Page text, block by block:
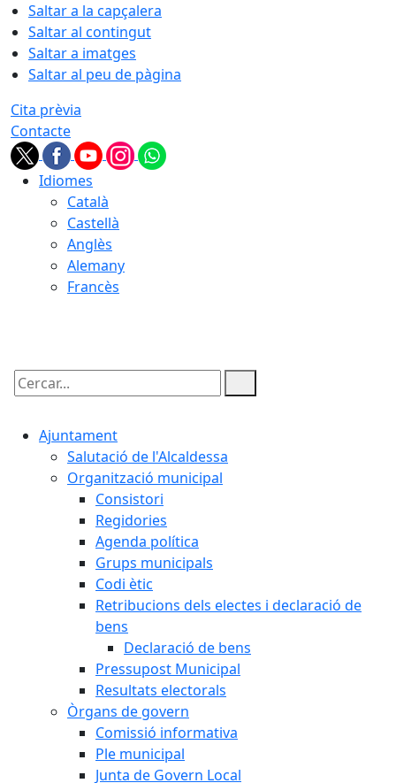
Saltar a la capçalera
Saltar al contingut
Saltar a imatges
Saltar al peu de pàgina
Cita prèvia
Contacte
Idiomes
Català
Castellà
Anglès
Alemany
Francès
Cercar:
Ajuntament
Salutació de l'Alcaldessa
Organització municipal
Consistori
Regidories
Agenda política
Grups municipals
Codi ètic
Retribucions dels electes i declaració de
bens
Declaració de bens
Pressupost Municipal
Resultats electorals
Òrgans de govern
Comissió informativa
Ple municipal
Junta de Govern Local